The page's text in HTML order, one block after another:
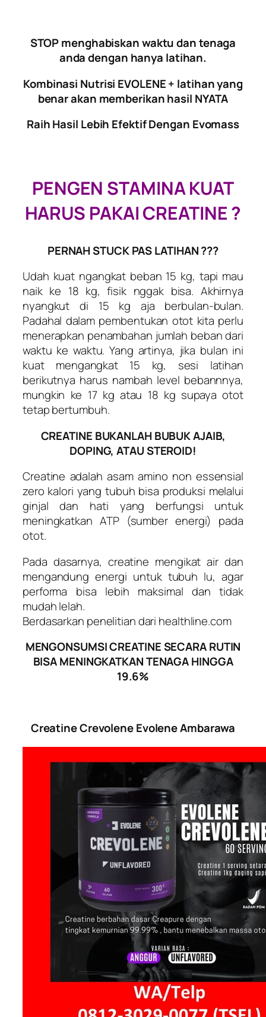
STOP menghabiskan waktu dan tenaga
anda dengan hanya latihan.
Kombinasi Nutrisi EVOLENE + latihan yang
benar akan memberikan hasil NYATA
Raih Hasil Lebih Efektif Dengan Evomass​
PENGEN STAMINA KUAT
HARUS PAKAI CREATINE ?
PERNAH STUCK PAS LATIHAN ???
Udah kuat ngangkat beban 15 kg, tapi mau
naik ke 18 kg, fisik nggak bisa. Akhirnya
nyangkut di 15 kg aja berbulan-bulan.
Padahal dalam pembentukan otot kita perlu
menerapkan penambahan jumlah beban dari
waktu ke waktu. Yang artinya, jika bulan ini
kuat mengangkat 15 kg, sesi latihan
berikutnya harus nambah level bebannnya,
mungkin ke 17 kg atau 18 kg supaya otot
tetap bertumbuh.
CREATINE BUKANLAH BUBUK AJAIB,
DOPING, ATAU STEROID!
Creatine adalah asam amino non essensial
zero kalori yang tubuh bisa produksi melalui
ginjal dan hati yang berfungsi untuk
meningkatkan ATP (sumber energi) pada
otot.
Pada dasarnya, creatine mengikat air dan
mengandung energi untuk tubuh lu, agar
performa bisa lebih maksimal dan tidak
mudah lelah.
Berdasarkan penelitian dari healthline.com
MENGONSUMSI CREATINE SECARA RUTIN
BISA MENINGKATKAN TENAGA HINGGA
19.6%
Creatine Crevolene Evolene Ambarawa